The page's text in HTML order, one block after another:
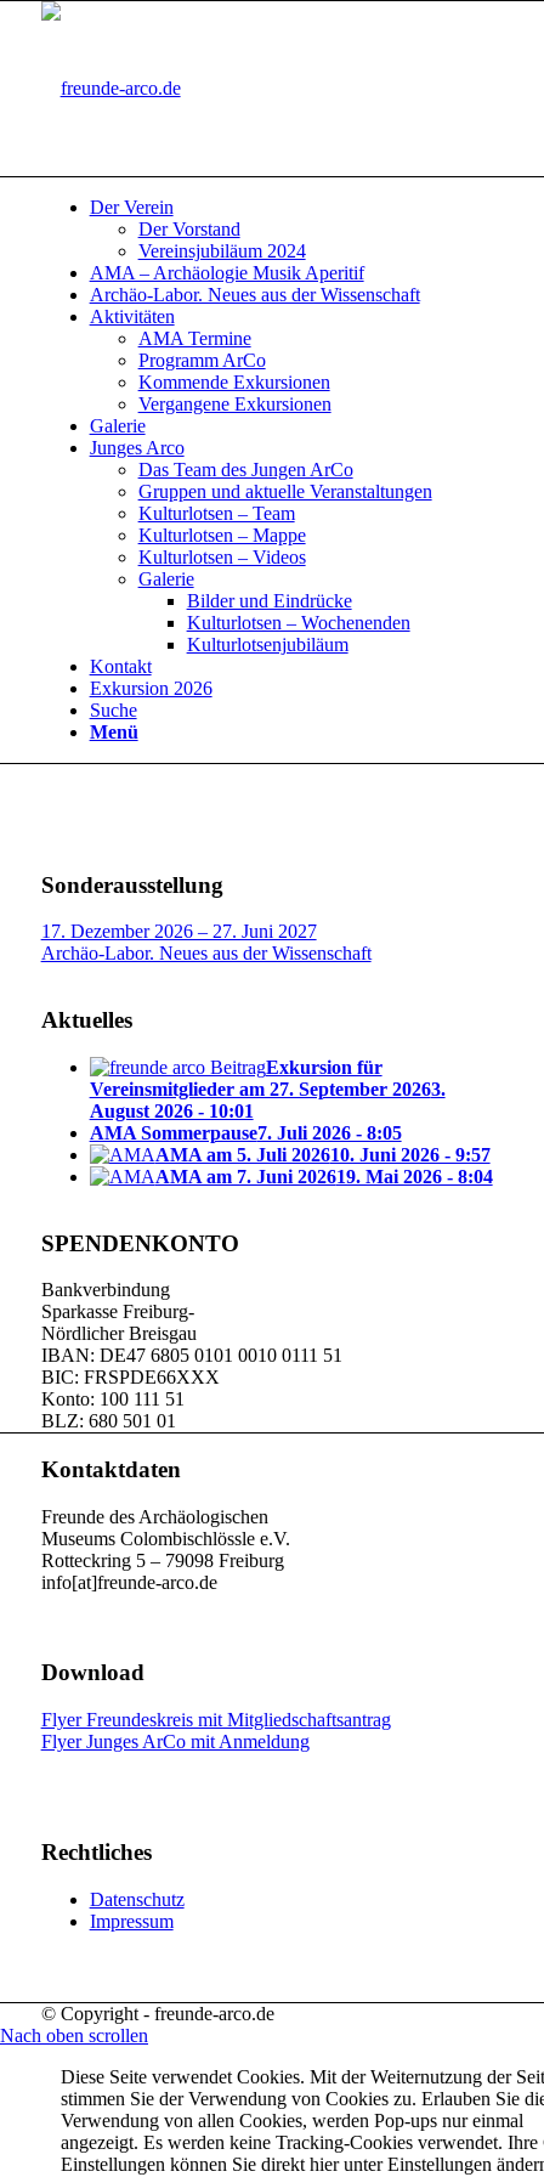
Der Verein
Der Vorstand
Vereinsjubiläum 2024
AMA – Archäologie Musik Aperitif
Archäo-Labor. Neues aus der Wissenschaft
Aktivitäten
AMA Termine
Programm ArCo
Kommende Exkursionen
Vergangene Exkursionen
Galerie
Junges Arco
Das Team des Jungen ArCo
Gruppen und aktuelle Veranstaltungen
Kulturlotsen – Team
Kulturlotsen – Mappe
Kulturlotsen – Videos
Galerie
Bilder und Eindrücke
Kulturlotsen – Wochenenden
Kulturlotsenjubiläum
Kontakt
Exkursion 2026
Suche
Menü
Sonderausstellung
17. Dezember 2026 – 27. Juni 2027
Archäo-Labor. Neues aus der Wissenschaft
Aktuelles
Exkursion für
Vereinsmitglieder am 27. September 20263.
August 2026 - 10:01
AMA Sommerpause7. Juli 2026 - 8:05
AMA am 5. Juli 202610. Juni 2026 - 9:57
AMA am 7. Juni 202619. Mai 2026 - 8:04
SPENDENKONTO
Bankverbindung
Sparkasse Freiburg-
Nördlicher Breisgau
IBAN: DE47 6805 0101 0010 0111 51
BIC: FRSPDE66XXX
Konto: 100 111 51
BLZ: 680 501 01
Kontaktdaten
Freunde des Archäologischen
Museums Colombischlössle e.V.
Rotteckring 5 – 79098 Freiburg
info[at]freunde-arco.de
Download
Flyer Freundeskreis mit Mitgliedschaftsantrag
Flyer Junges ArCo mit Anmeldung
Rechtliches
Datenschutz
Impressum
© Copyright - freunde-arco.de
Nach oben scrollen
Diese Seite verwendet Cookies. Mit der Weiternutzung der
stimmen Sie der Verwendung von Cookies zu. Erlauben Sie
Verwendung von allen Cookies, werden Pop-ups nur einmal
angezeigt. Es werden keine Tracking-Cookies verwendet.
Einstellungen können Sie direkt hier unter Einstellungen